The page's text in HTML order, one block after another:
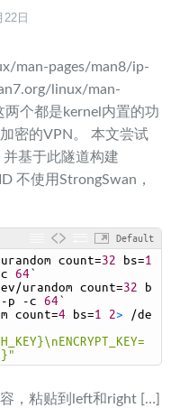
22日
man-pages/man8/ip-
linux/man-
个都是kernel内置的功
密的VPN。 本文尝试
基于此隧道构建
不使用StrongSwan，
Default
urandom count=32 bs=1
c 64 `
/urandom count=32
b
- p -c 64 `
count=4 bs=1 2> /de
，粘贴到left和right […]